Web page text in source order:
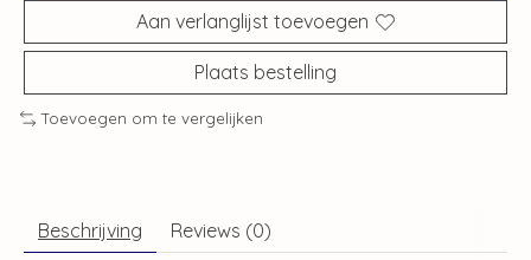
Aan verlanglijst toevoegen
Plaats bestelling
Toevoegen om te vergelijken
Beschrijving Reviews (0)